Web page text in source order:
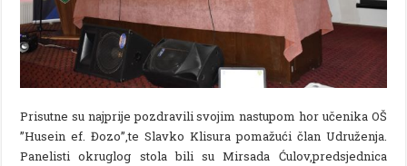
Prisutne su najprije pozdravili svojim nastupom hor učenika OŠ
”Husein ef. Đozo”,te Slavko Klisura pomažući član Udruženja.
Panelisti okruglog stola bili su Mirsada Ćulov,predsjednica